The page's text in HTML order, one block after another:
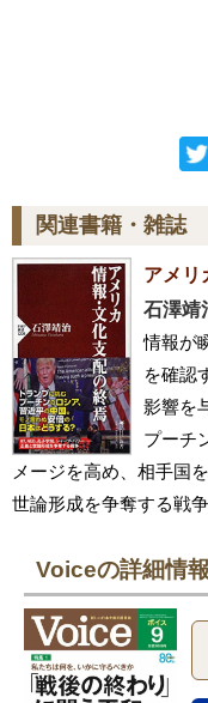
関連書籍・雑誌
アメリ
石澤靖
情報が
を確認
影響を
プーチ
メージを高め、相手国
世論形成を争奪する戦
Voiceの詳細情報